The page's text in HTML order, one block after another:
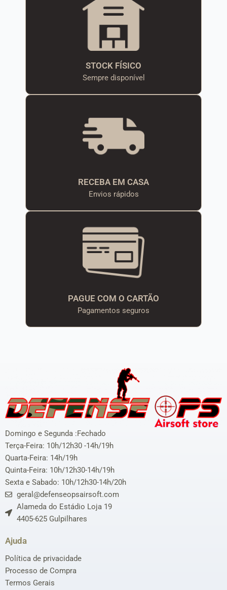
STOCK FÍSICO
Sempre disponível
RECEBA EM CASA
Envios rápidos
PAGUE COM O CARTÃO
Pagamentos seguros
Domingo e Segunda :Fechado
Terça-Feira: 10h/12h30 -14h/19h
Quarta-Feira: 14h/19h
Quinta-Feira: 10h/12h30-14h/19h
Sexta e Sabado: 10h/12h30-14h/20h
geral@defenseopsairsoft.com
Alameda do Estádio Loja 19
4405-625 Gulpilhares
Ajuda
Política de privacidade
Processo de Compra
Termos Gerais